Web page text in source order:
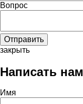
Вопрос
закрыть
Написать нам
Имя